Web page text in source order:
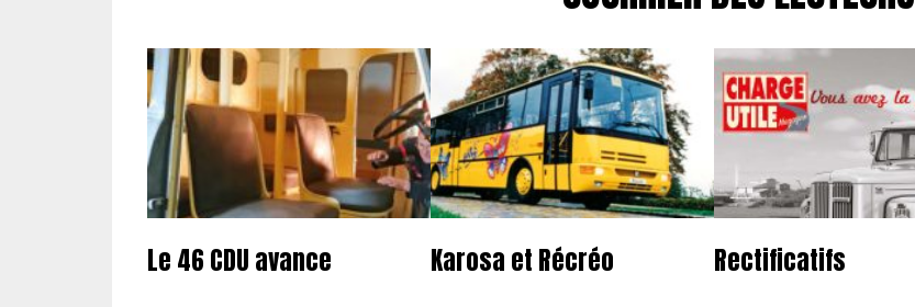
Le 46 CDU avance Karosa et Récréo Rectificatifs